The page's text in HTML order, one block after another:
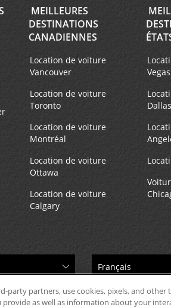
MEILLEURES
DESTINATIONS
CANADIENNES
Location de voiture
Vancouver
Location de voiture
Toronto
Location de voiture
Montréal
Location de voiture
Ottawa
Location de voiture
Calgary
Vegas
Dallas
party partners, use cookies, pixels, and other
as well as information about your